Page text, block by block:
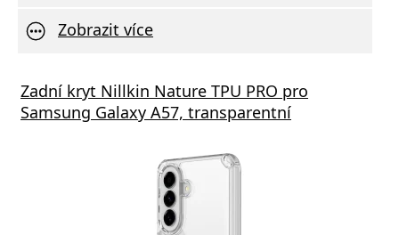
Zobrazit více
Zadní kryt Nillkin Nature TPU PRO pro
Samsung Galaxy A57, transparentní